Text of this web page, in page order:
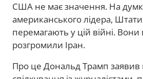
США не має значення. На
американського лідера,
перемагають у цій війні. Вони
розгромили Іран.
Про це Дональд Трамп заявив